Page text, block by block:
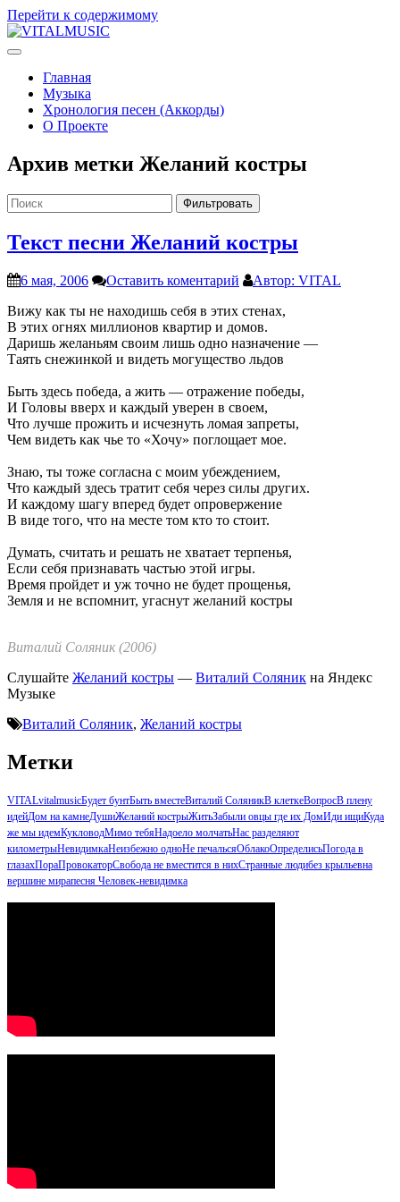
Перейти к содержимому
V
Главная
Музыка
Хронология песен (Аккорды)
О Проекте
Архив метки Желаний костры
Фильтровать
Текст песни Желаний костры
6 мая, 2006 Оставить коментарий
Автор: VITAL
Вижу как ты не находишь себя в этих стенах,
В этих огнях миллионов квартир и домов.
Даришь желаньям своим лишь одно назначение —
Таять снежинкой и видеть могущество льдов
Быть здесь победа, а жить — отражение победы,
И Головы вверх и каждый уверен в своем,
Что лучше прожить и исчезнуть ломая запреты,
Чем видеть как чье то «Хочу» поглощает мое.
Знаю, ты тоже согласна с моим убеждением,
Что каждый здесь тратит себя через силы других.
И каждому шагу вперед будет опровержение
В виде того, что на месте том кто то стоит.
Думать, считать и решать не хватает терпенья,
Если себя признавать частью этой игры.
Время пройдет и уж точно не будет прощенья,
Земля и не вспомнит, угаснут желаний костры
Виталий Соляник (2006)
Слушайте Желаний костры — Виталий Соляник на Яндекс
Музыке
Виталий Соляник, Желаний костры
Метки
VITALvitalmusicБудет бунтБыть вместеВиталий СоляникВ клеткеВопросВ плену
идейДом на камнеДушиЖеланий кострыЖитьЗабыли овцы где их ДомИди ищиКуда
же мы идемКукловодМимо тебяНадоело молчатьНас разделяют
километрыНевидимкаНеизбежно одноНе печальсяОблакоОпределисьПогода в
глазахПораПровокаторСвобода не вместится в нихСтранные людибез крыльевна
вершине мирапесня Человек-невидимка